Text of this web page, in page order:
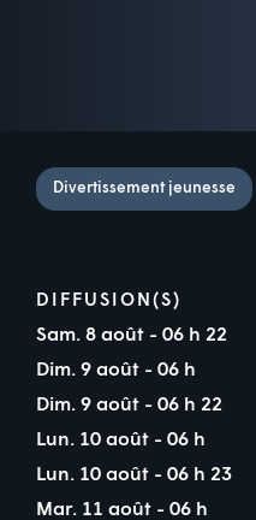
Divertissement jeunesse
DIFFUSION(S)
Sam. 8 août - 06 h 22
Dim. 9 août - 06 h
Dim. 9 août - 06 h 22
Lun. 10 août - 06 h
Lun. 10 août - 06 h 23
Mar. 11 août - 06 h